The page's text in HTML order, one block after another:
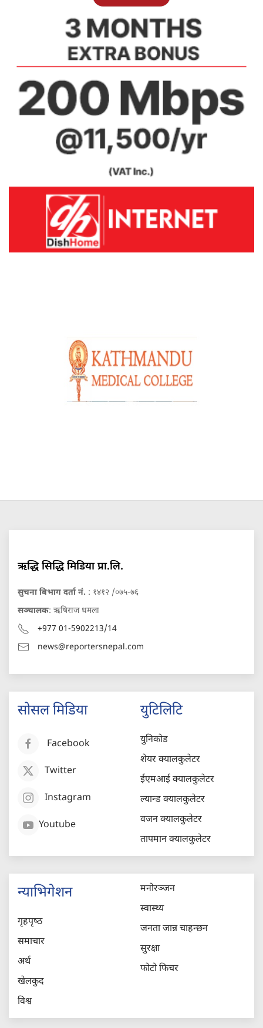
ऋद्धि सिद्धि मिडिया प्रा.लि.
सुचना बिभाग दर्ता नं. : १४१२ /०७५-७६
सञ्चालक: ऋषिराज धमला
+977 01-5902213/14
news@reportersnepal.com
सोसल मिडिया
Facebook
Twitter
Instagram
Youtube
युटिलिटि
युनिकोड
शेयर क्यालकुलेटर
ईएमआई क्यालकुलेटर
ल्यान्ड क्यालकुलेटर
वजन क्यालकुलेटर
तापमान क्यालकुलेटर
न्याभिगेशन
गृहपृष्‍ठ
समाचार
अर्थ
खेलकुद
विश्व
मनोरञ्जन
स्वास्थ्य
जनता जान्न चाहन्छन
सुरक्षा
फोटो फिचर